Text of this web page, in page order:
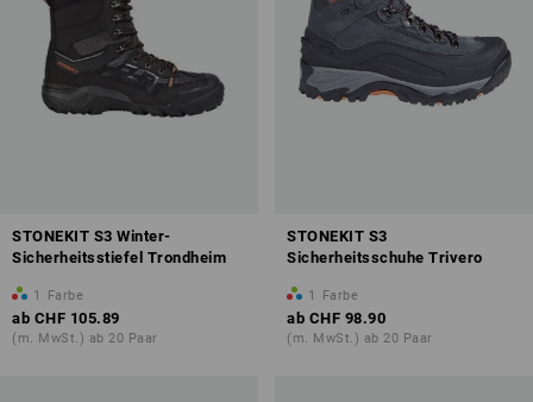
STONEKIT S3 Winter-
Sicherheitsstiefel Trondheim
1 Farbe
ab CHF 105.89
(m. MwSt.) ab 20 Paar
STONEKIT S3
Sicherheitsschuhe Trivero
1 Farbe
ab CHF 98.90
(m. MwSt.) ab 20 Paar